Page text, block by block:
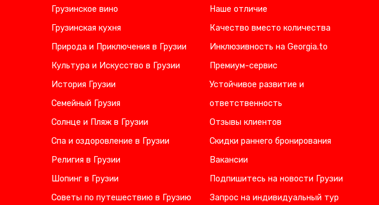
Грузинское вино
Грузинская кухня
Природа и Приключения в Грузии
Культура и Искусство в Грузии
История Грузии
Семейный Грузия
Солнце и Пляж в Грузии
Спа и оздоровление в Грузии
Религия в Грузии
Шопинг в Грузии
Советы по путешествию в Грузию
Наше отличие
Качество вместо количества
Инклюзивность на Georgia.to
Премиум-сервис
Устойчивое развитие и
ответственность
Отзывы клиентов
Скидки раннего бронирования
Вакансии
Подпишитесь на новости Грузии
Запрос на индивидуальный тур